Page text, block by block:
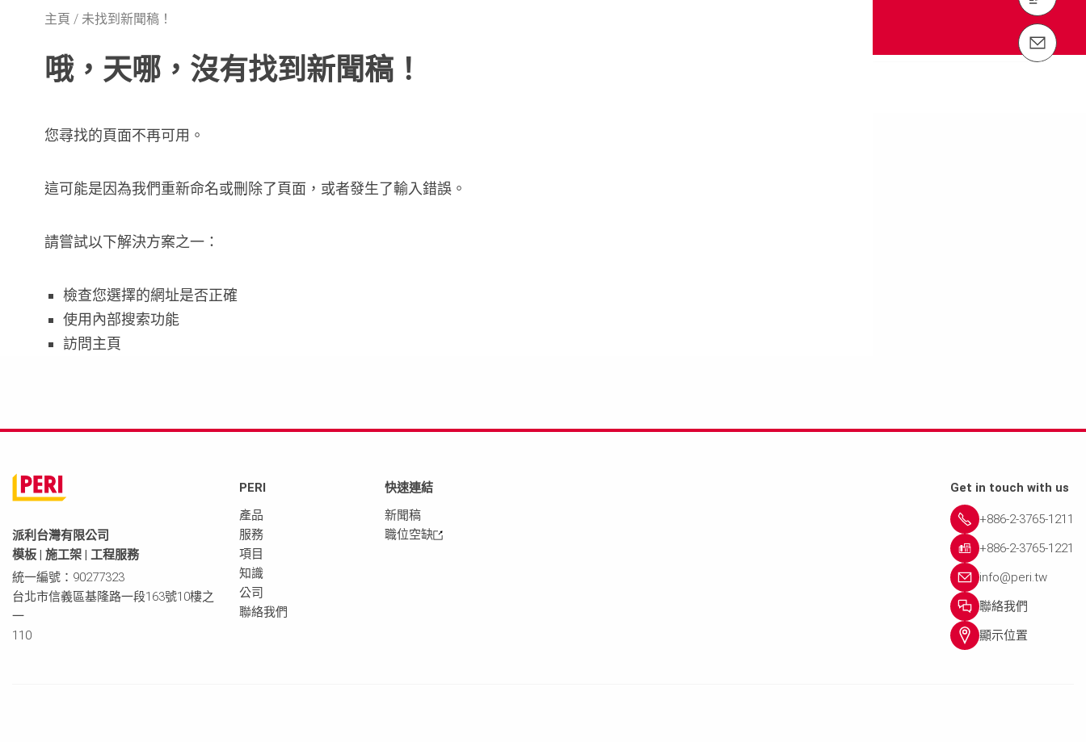
主頁 未找到新聞稿！
哦，天哪，沒有找到新聞稿！
您尋找的頁面不再可用。
這可能是因為我們重新命名或刪除了頁面，或者發生了輸入錯誤。
請嘗試以下解決方案之一：
檢查您選擇的網址是否正確
使用內部搜索功能
訪問主頁
派利台灣有限公司
模板 | 施工架 | 工程服務
統一編號：90277323
台北市信義區基隆路一段163號10樓之
一
110
PERI
產品
服務
項目
知識
公司
聯絡我們
快速連結
新聞稿
職位空缺
Get in touch with us
+886-2-3765-1211
+886-2-3765-1221
info@peri.tw
聯絡我們
顯示位置